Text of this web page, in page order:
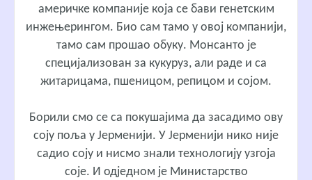
америчке компаније која се бави генетским
инжењерингом. Био сам тамо у овој компанији,
тамо сам прошао обуку. Монсанто је
специјализован за кукуруз, али раде и са
житарицама, пшеницом, репицом и сојом.
Борили смо се са покушајима да засадимо ову
соју поља у Јерменији. У Јерменији нико није
садио соју и нисмо знали технологију узгоја
соје. И одједном је Министарство